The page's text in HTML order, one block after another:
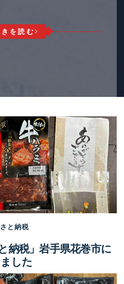
きを読む
と納税
納税」岩手県花巻市に
した